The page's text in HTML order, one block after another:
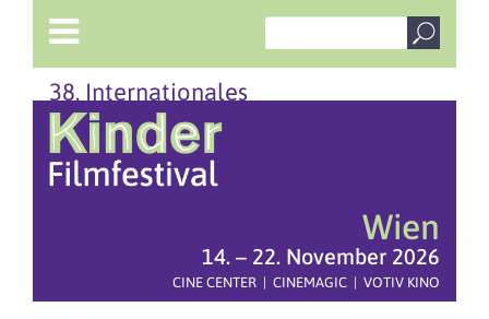
38. Internationales
Wien
14. – 22. November 2026
CINE CENTER | CINEMAGIC | VOTIV KINO